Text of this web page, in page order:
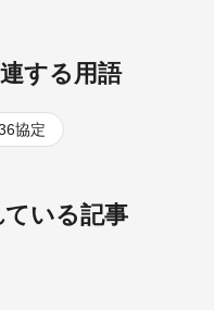
する用語
協定
いる記事